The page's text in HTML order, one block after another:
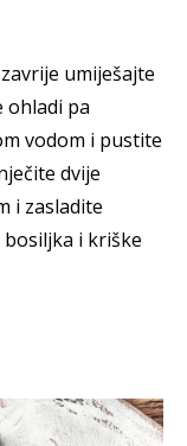
umiješajte
ohladi pa
vodom i pustite
dvije
i zasladite
i kriške